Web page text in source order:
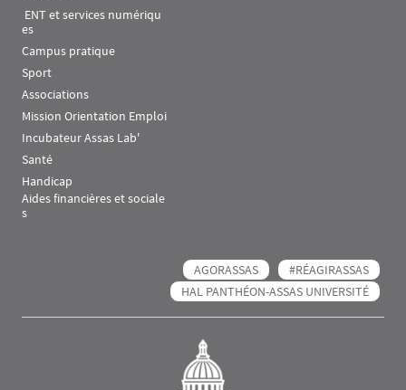
es
Campus pratique
Sport
Associations
Mission Orientation Emploi
Incubateur Assas Lab'
Santé
Handicap
Aides financières et sociale
s
AGORASSAS
#RÉAGIRASSAS
HAL PANTHÉON-ASSAS UNIVERSITÉ